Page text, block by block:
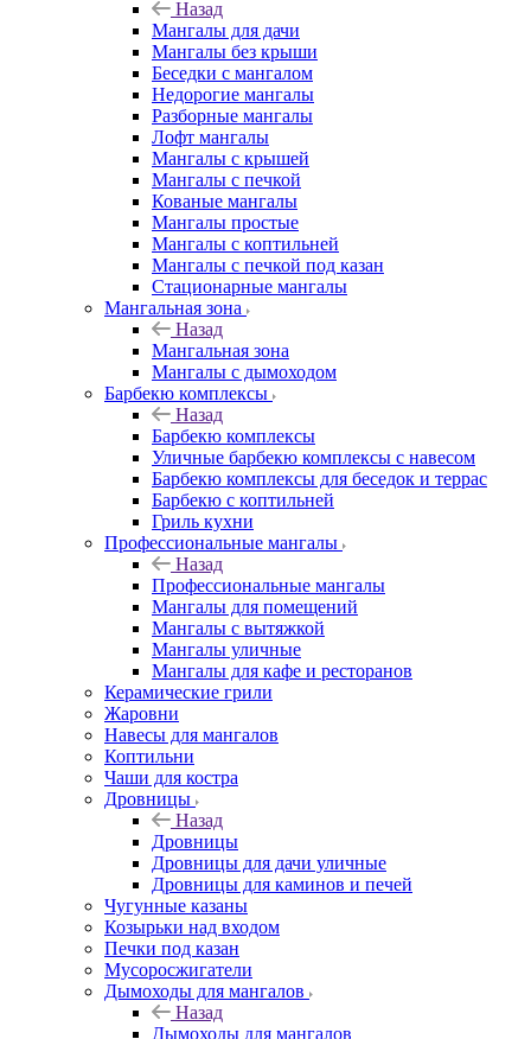
Назад
Мангалы для дачи
Мангалы без крыши
Беседки с мангалом
Недорогие мангалы
Разборные мангалы
Лофт мангалы
Мангалы с крышей
Мангалы с печкой
Кованые мангалы
Мангалы простые
Мангалы с коптильней
Мангалы с печкой под казан
Стационарные мангалы
Мангальная зона
Назад
Мангальная зона
Мангалы с дымоходом
Барбекю комплексы
Назад
Барбекю комплексы
Уличные барбекю комплексы с навесом
Барбекю комплексы для беседок и террас
Барбекю с коптильней
Гриль кухни
Профессиональные мангалы
Назад
Профессиональные мангалы
Мангалы для помещений
Мангалы с вытяжкой
Мангалы уличные
Мангалы для кафе и ресторанов
Керамические грили
Жаровни
Навесы для мангалов
Коптильни
Чаши для костра
Дровницы
Назад
Дровницы
Дровницы для дачи уличные
Дровницы для каминов и печей
Чугунные казаны
Козырьки над входом
Печки под казан
Мусоросжигатели
Дымоходы для мангалов
Назад
Дымоходы для мангалов